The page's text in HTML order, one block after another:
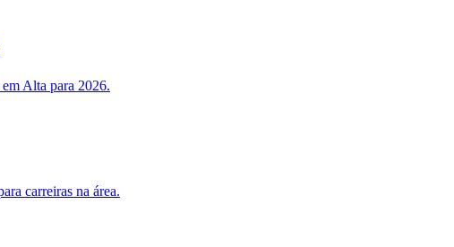
Alta para 2026.
carreiras na área.